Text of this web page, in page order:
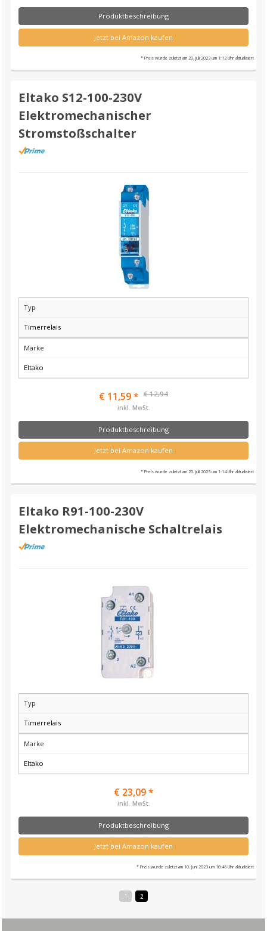
Produktbeschreibung
Jetzt bei Amazon kaufen
* Preis wurde zuletzt am 20. Juli 2023 um 1:12 Uhr aktualisiert
Eltako S12-100-230V
Elektromechanischer
Stromstoßschalter
Typ
Timerrelais
Marke
Eltako
€ 11,59 * € 12,94
inkl. MwSt.
Produktbeschreibung
Jetzt bei Amazon kaufen
* Preis wurde zuletzt am 20. Juli 2023 um 1:14 Uhr aktualisiert
Eltako R91-100-230V
Elektromechanische Schaltrelais
Typ
Timerrelais
Marke
Eltako
€ 23,09 *
inkl. MwSt.
Produktbeschreibung
Jetzt bei Amazon kaufen
* Preis wurde zuletzt am 10. Juni 2023 um 18:46 Uhr aktualisiert
1 2